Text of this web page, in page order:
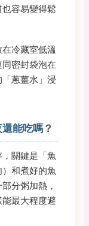
容易變得鬆
冷藏室低溫
密封袋泡在
蔥薑水」浸
能吃嗎？
關鍵是「魚
和煮好的魚
分粥加熱，
最大程度避